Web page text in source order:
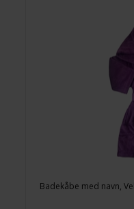
Badekåbe med navn,